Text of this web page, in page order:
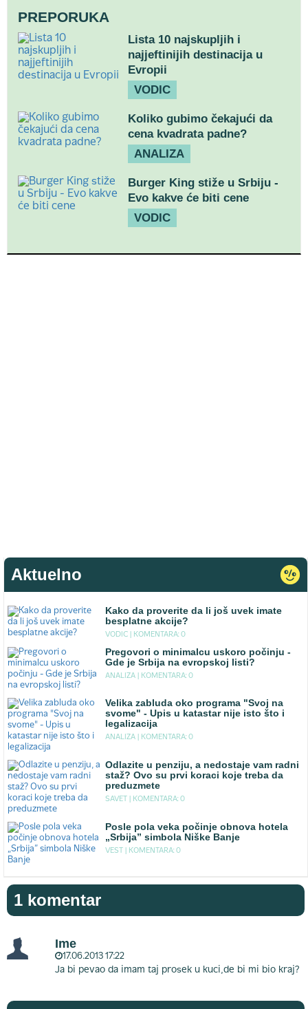
PREPORUKA
Lista 10 najskupljih i
najjeftinijih destinacija u
Evropii
VODIC
Koliko gubimo čekajući da
cena kvadrata padne?
ANALIZA
Burger King stiže u Srbiju -
Evo kakve će biti cene
VODIC
Aktuelno
Kako da proverite da li još uvek imate
besplatne akcije?
VODIC | KOMENTARA: 0
Pregovori o minimalcu uskoro počinju -
Gde je Srbija na evropskoj listi?
ANALIZA | KOMENTARA: 0
Velika zabluda oko programa "Svoj na
svome" - Upis u katastar nije isto što i
legalizacija
ANALIZA | KOMENTARA: 0
Odlazite u penziju, a nedostaje vam radni
staž? Ovo su prvi koraci koje treba da
preduzmete
SAVET | KOMENTARA: 0
Posle pola veka počinje obnova hotela
„Srbija” simbola Niške Banje
VEST | KOMENTARA: 0
1 komentar
Ime
17.06.2013 17:22
Ja bi pevao da imam taj prosek u kuci,de bi mi bio kraj?